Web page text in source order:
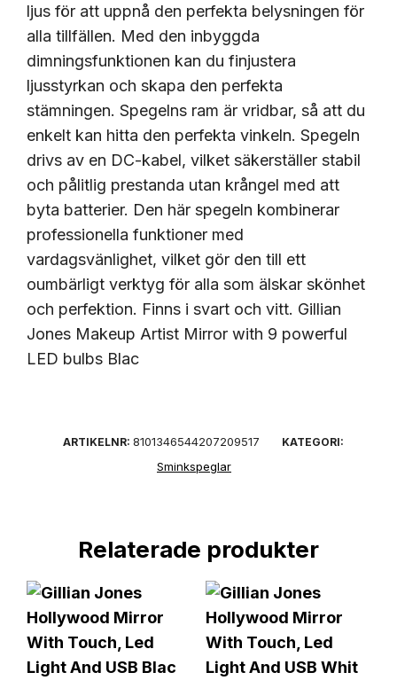
ljus för att uppnå den perfekta belysningen för
alla tillfällen. Med den inbyggda
dimningsfunktionen kan du finjustera
ljusstyrkan och skapa den perfekta
stämningen. Spegelns ram är vridbar, så att du
enkelt kan hitta den perfekta vinkeln. Spegeln
drivs av en DC-kabel, vilket säkerställer stabil
och pålitlig prestanda utan krångel med att
byta batterier. Den här spegeln kombinerar
professionella funktioner med
vardagsvänlighet, vilket gör den till ett
oumbärligt verktyg för alla som älskar skönhet
och perfektion. Finns i svart och vitt. Gillian
Jones Makeup Artist Mirror with 9 powerful
LED bulbs Blac
ARTIKELNR: 8101346544207209517 KATEGORI:
Sminkspeglar
Relaterade produkter
FAVORIT FAVORIT